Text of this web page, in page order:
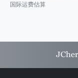
国际运费估算